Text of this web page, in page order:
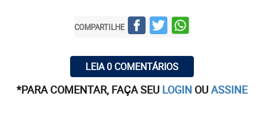
COMPARTILHE
LEIA 0 COMENTÁRIOS
*PARA COMENTAR, FAÇA SEU LOGIN OUASSINE